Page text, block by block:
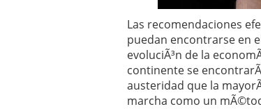
Las recomendaciones
puedan encontrarse en
evoluciÃ³n de la
continente se
austeridad que la
marcha como un